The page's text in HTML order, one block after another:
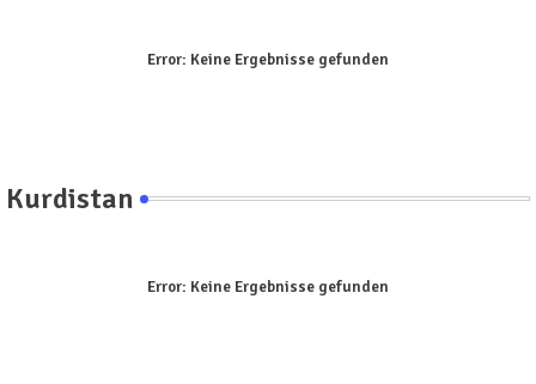
Error: Keine Ergebnisse gefunden
Kurdistan
Error: Keine Ergebnisse gefunden